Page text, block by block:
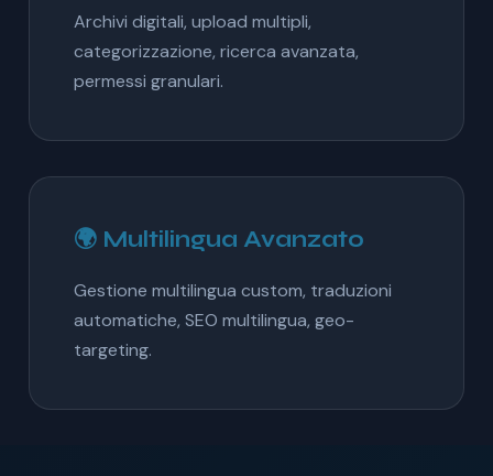
Archivi digitali, upload multipli,
categorizzazione, ricerca avanzata,
permessi granulari.
🌍 Multilingua Avanzato
Gestione multilingua custom, traduzioni
automatiche, SEO multilingua, geo-
targeting.